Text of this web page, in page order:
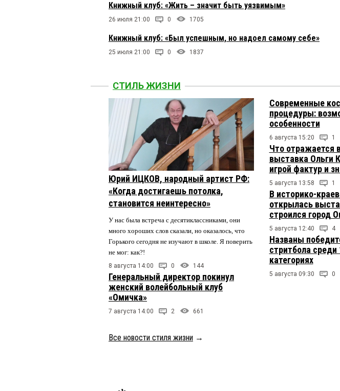
Книжный клуб: «Жить – значит быть уязвимым»
26 июля 21:00 0 1705
Книжный клуб: «Был успешным, но надоел самому себе»
25 июля 21:00 0 1837
СТИЛЬ ЖИЗНИ
Юрий ИЦКОВ, народный артист РФ:
«Когда достигаешь потолка,
становится неинтересно»
У нас была встреча с десятиклассниками, они
много хороших слов сказали, но оказалось, что
Горького сегодня не изучают в школе. Я поверить
не мог: как?!
8 августа 14:00 0 144
Генеральный директор покинул
женский волейбольный клуб
«Омичка»
7 августа 14:00 2 661
Современные
процедуры:
особенности
6 августа 15:20 1
Что отражается
выставка
игрой фактур и
5 августа 13:58 1
В историко-
открылась
строился город
5 августа 12:40 4
Названы
стритбола
категориях
5 августа 09:30 0
Все новости стиля жизни →